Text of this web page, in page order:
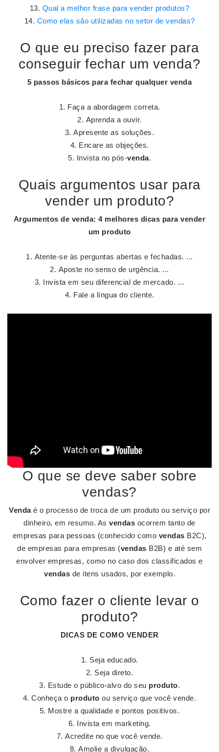
Qual a melhor frase para vender produtos?
Como elas são utilizadas no setor de vendas?
O que eu preciso fazer para
conseguir fechar um venda?
5 passos básicos para fechar qualquer venda
Faça a abordagem correta.
Aprenda a ouvir.
Apresente as soluções.
Encare as objeções.
Invista no pós-venda.
Quais argumentos usar para
vender um produto?
Argumentos de venda: 4 melhores dicas paravender
um produto
Atente-se às perguntas abertas e fechadas. ...
Aposte no senso de urgência. ...
Invista em seu diferencial de mercado. ...
Fale a língua do cliente.
O que se deve saber sobre
vendas?
Vendaé o processo de troca de um produto ou serviço por
dinheiro, em resumo. Asvendas ocorrem tanto de
empresas para pessoas (conhecido como vendas B2C),
de empresas para empresas (vendas B2B) e até sem
envolver empresas, como no caso dos classificados e
vendas de itens usados, por exemplo.
Como fazer o cliente levar o
produto?
DICAS DE COMO VENDER
Seja educado.
Seja direto.
Estude o público-alvo do seu produto.
Conheça o produto ou serviço que você vende.
Mostre a qualidade e pontos positivos.
Invista em marketing.
Acredite no que você vende.
Amplie a divulgação.